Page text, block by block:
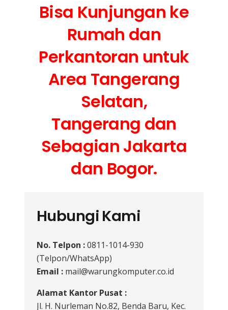
Bisa Kunjungan ke
Rumah dan
Perkantoran untuk
Area Tangerang
Selatan,
Tangerang dan
Sebagian Jakarta
dan Bogor.
Hubungi Kami
No. Telpon :0811-1014-930
(Telpon/WhatsApp)
Email : mail@warungkomputer.co.id
Alamat Kantor Pusat :
Jl. H. Nurleman No.82, Benda Baru, Kec.